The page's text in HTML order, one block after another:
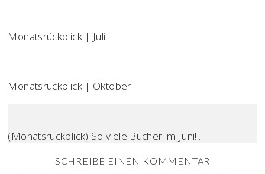
Monatsrückblick | Juli
Monatsrückblick | Oktober
(Monatsrückblick) So viele Bücher im Juni!...
SCHREIBE EINEN KOMMENTAR